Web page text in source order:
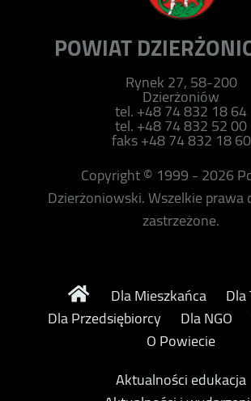
POWIAT
Rynek 27, 58-200
Dzierżoniów
tel. +48 74 832 18 64
tel. +48 74 832 52 00
faks +48 74 832 18 60
Copyright © 1999 - 2026
Dzierżoniowski. Wszelkie prawa
zastrzeżone.
Dla Mieszkańca
Dla Przedsiębiorcy
Dla NGO
O Powiecie
Aktualności edukacja